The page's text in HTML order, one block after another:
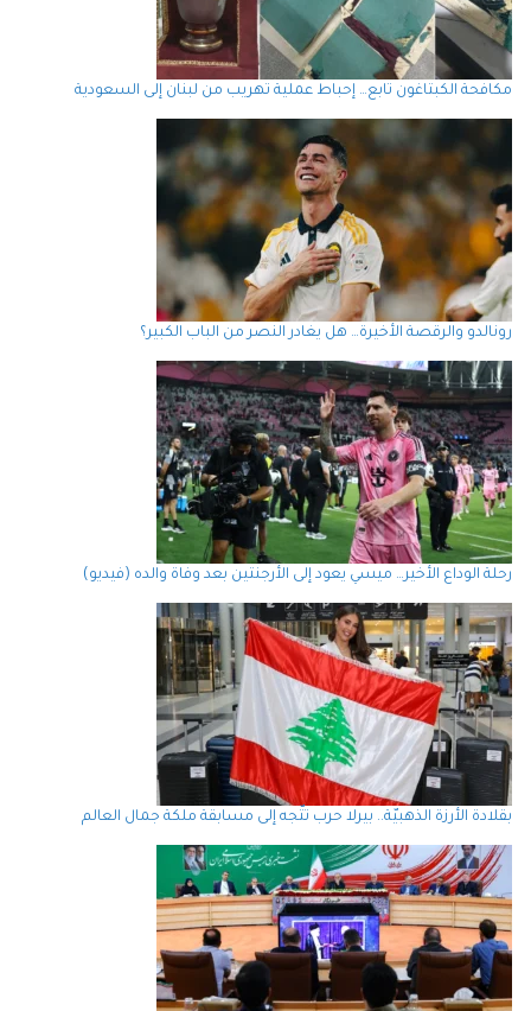
مكافحة الكبتاغون تابع… إحباط عملية تهريب من لبنان إلى السعودية
رونالدو والرقصة الأخيرة… هل يغادر النصر من الباب الكبير؟
رحلة الوداع الأخير… ميسي يعود إلى الأرجنتين بعد وفاة والده (فيديو)
بقلادة الأرزة الذهبيّة.. بيرلا حرب تتّجه إلى مسابقة ملكة جمال العالم